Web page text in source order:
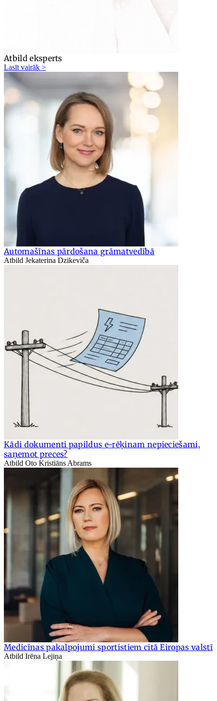
Atbild eksperts
Lasīt vairāk >
Automašīnas pārdošana grāmatvedībā
Atbild Jekaterina Dzikeviča
Kādi dokumenti papildus e-rēķinam nepieciešami,
saņemot preces?
Atbild Oto Kristiāns Abrams
Medicīnas pakalpojumi sportistiem citā Eiropas valstī
Atbild Irēna Lejiņa